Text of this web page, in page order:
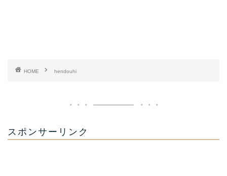
HOME hendouhi
スポンサーリンク